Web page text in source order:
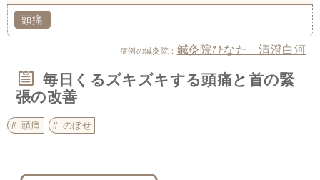
頭痛
症例の鍼灸院： 鍼灸院ひなた 清澄白河
毎日くるズキズキする頭痛と首の緊
張の改善
頭痛 のぼせ